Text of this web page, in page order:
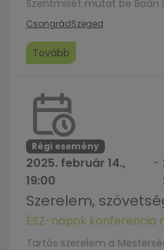
Szentmisét mutat be Baán
perjel.
CsongrádSzeged
Tovább
Régi esemény
2025. február 14.,
19:00
-
Szerelem,
ÉSZ-napok konferencia
Tartós szerelem a